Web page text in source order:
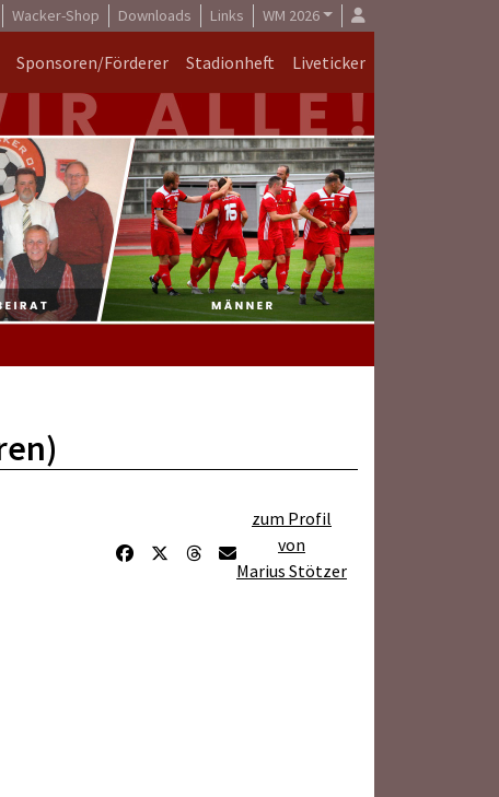
Wacker-Shop Downloads Links WM 2026
Sponsoren/Förderer Stadionheft Liveticker
zum Profil
von
Marius Stötzer